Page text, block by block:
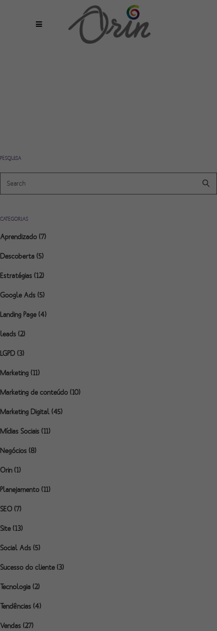
PESQUISA
CATEGORIAS
Aprendizado (7)
Descoberta (5)
Estratégias (12)
Google Ads (5)
Landing Page (4)
leads (2)
LGPD (3)
Marketing (11)
Marketing de conteúdo (10)
Marketing Digital (45)
Mídias Sociais (11)
Negócios (8)
Orin(1)
Planejamento (11)
SEO (7)
Site (13)
Social Ads (5)
Sucesso do cliente (3)
Tecnologia (2)
Tendências (4)
Vendas (27)